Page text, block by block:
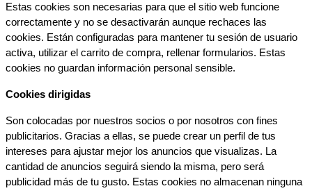
Estas cookies son necesarias para que el sitio web funcione
correctamente y no se desactivarán aunque rechaces las
cookies. Están configuradas para mantener tu sesión de usuario
activa, utilizar el carrito de compra, rellenar formularios. Estas
cookies no guardan información personal sensible.
Cookies dirigidas
Son colocadas por nuestros socios o por nosotros con fines
publicitarios. Gracias a ellas, se puede crear un perfil de tus
intereses para ajustar mejor los anuncios que visualizas. La
cantidad de anuncios seguirá siendo la misma, pero será
publicidad más de tu gusto. Estas cookies no almacenan ninguna